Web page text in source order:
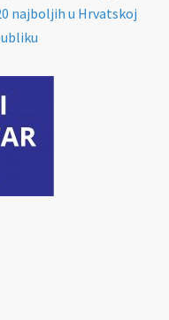
najboljih u Hrvatskoj